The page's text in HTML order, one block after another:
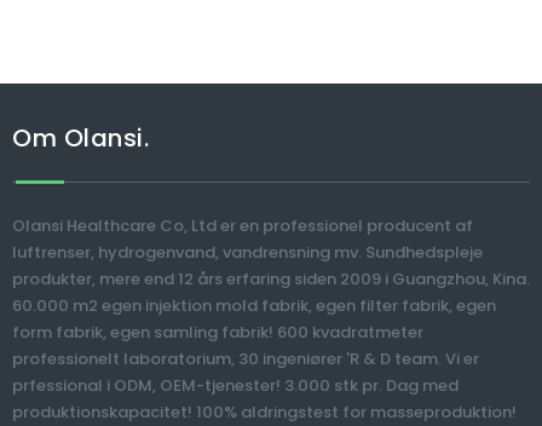
Om Olansi.
Olansi Healthcare Co, Ltd er en professionel producent af
luftrenser, hydrogenvand, vandrensning mv. Sundhedspleje
produkter, mere end 12 års erfaring siden 2009 i Guangzhou, Kina.
60.000 m2 egen injektion mold fabrik, egen filter fabrik, egen
form fabrik, egen samling fabrik! 600 kvadratmeter
professionelt laboratorium, 30 ingeniører 'R & D team. Vi er
prfessional i ODM, OEM-tjenester! 3.000 stk pr. Dag med
produktionskapacitet! 100% aldringstest for masseproduktion!